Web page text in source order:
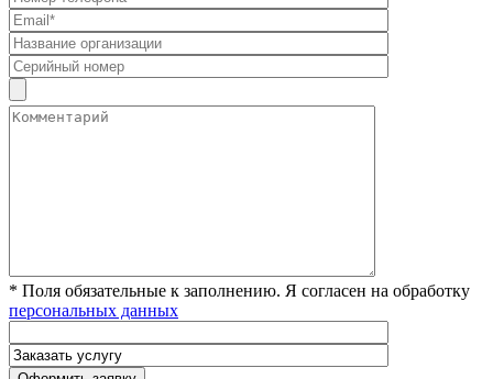
* Поля обязательные к заполнению. Я согласен на обработку
персональных данных